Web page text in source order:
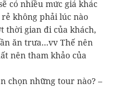
có nhiều mức giá khác
không phải lúc nào
thời gian đi của khách,
ăn trưa…vv Thế nên
nên tham khảo của
chọn những tour nào? –